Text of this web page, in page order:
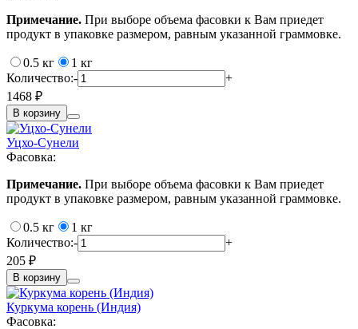
Примечание. При выборе объема фасовки к Вам приедет
продукт в упаковке размером, равным указанной граммовке.
0.5 кг
1 кг
Количество:-
+
1468 ₽
В корзину
Уцхо-Сунели
Фасовка:
Примечание. При выборе объема фасовки к Вам приедет
продукт в упаковке размером, равным указанной граммовке.
0.5 кг
1 кг
Количество:-
+
205 ₽
В корзину
Куркума корень (Индия)
Фасовка: